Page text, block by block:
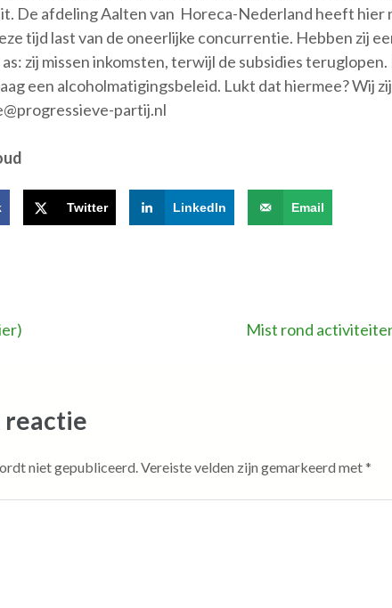
De afdeling Aalten van Horeca-Nederland heeft hier
tijd last van de oneerlijke concurrentie. Hebben zij
zij missen inkomsten, terwijl de subsidies teruglopen.
een alcoholmatigingsbeleid. Lukt dat hiermee? Wij
partij.nl
Twitter LinkedIn Email
Mist rond
reactie
niet gepubliceerd. Vereiste velden zijn gemarkeerd met*